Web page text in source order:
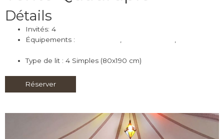
Détails
Invités: 4
Équipements :
Type de lit : 4 Simples (80x190 cm)
Réserver